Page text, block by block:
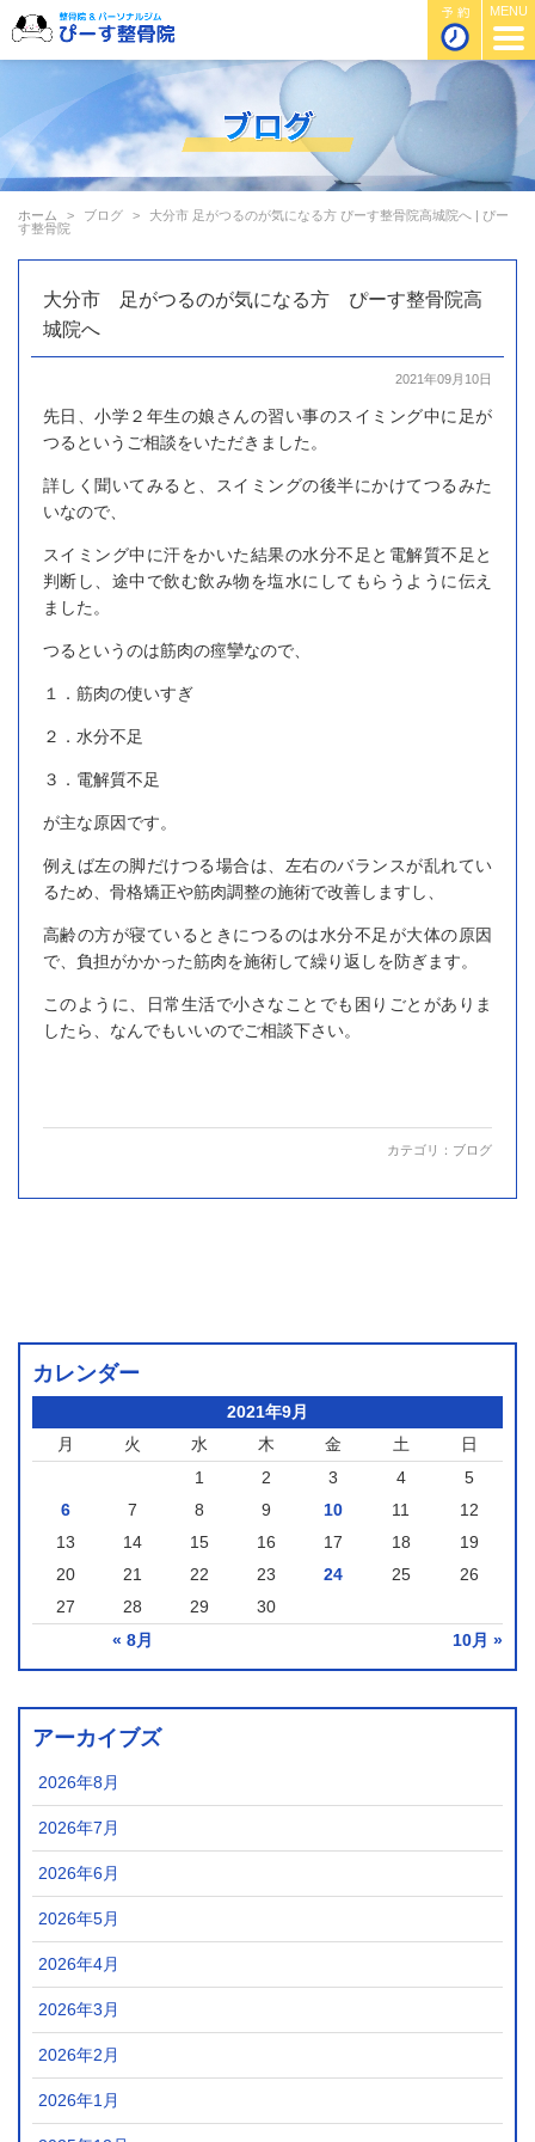
ホーム ブログ
大分市 足がつるのが気になる方 ぴーす整骨院高城院へ | ぴー
す整骨院
大分市 足がつるのが気になる方 ぴーす整骨院高
城院へ
2021年09月10日
先日、小学２年生の娘さんの習い事のスイミング中に足が
つるというご相談をいただきました。
詳しく聞いてみると、スイミングの後半にかけてつるみた
いなので、
スイミング中に汗をかいた結果の水分不足と電解質不足と
判断し、途中で飲む飲み物を塩水にしてもらうように伝え
ました。
つるというのは筋肉の痙攣なので、
１．筋肉の使いすぎ
２．水分不足
３．電解質不足
が主な原因です。
例えば左の脚だけつる場合は、左右のバランスが乱れてい
るため、骨格矯正や筋肉調整の施術で改善しますし、
高齢の方が寝ているときにつるのは水分不足が大体の原因
で、負担がかかった筋肉を施術して繰り返しを防ぎます。
このように、日常生活で小さなことでも困りごとがありま
したら、なんでもいいのでご相談下さい。
カテゴリ： ブログ
カレンダー
2021年9月
月
火 水 木 金 土 日
« 8月 10月 »
1 2 3 4
5
6
7 8 9 10 11
12
13
14 15 16 17 18
19
20
21 22 23 24 25
26
27
28 29 30
アーカイブズ
2026年8月
2026年7月
2026年6月
2026年5月
2026年4月
2026年3月
2026年2月
2026年1月